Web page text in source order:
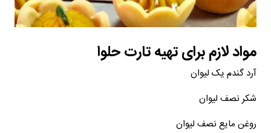
مواد لازم برای تهیه تارت حلوا
آرد گندم یک لیوان
شکر نصف لیوان
روغن مایع نصف لیوان